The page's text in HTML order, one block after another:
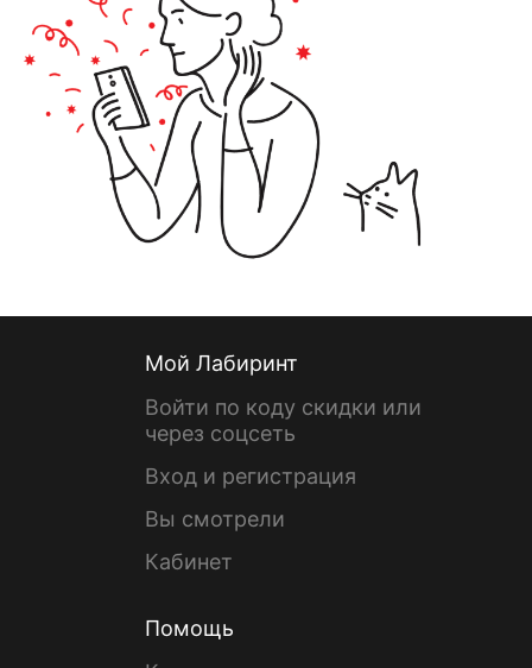
Мой Лабиринт
Войти по коду скидки или
через соцсеть
Вход и регистрация
Вы смотрели
Кабинет
Помощь